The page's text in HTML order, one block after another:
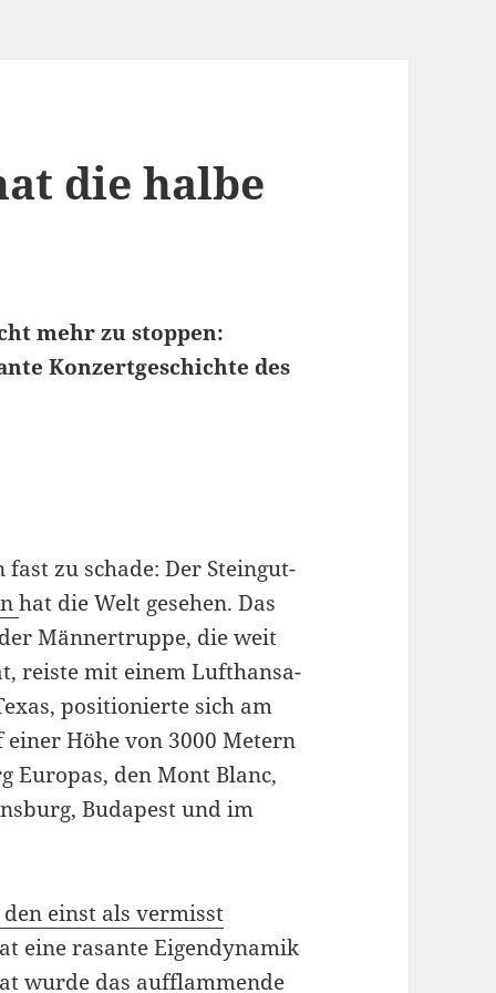
die halbe
mehr zu stoppen:
Konzertgeschichte des
zu schade: Der Steingut-
hat die Welt gesehen. Das
Männertruppe, die weit
reiste mit einem Lufthansa-
positionierte sich am
Höhe von 3000 Metern
Europas, den Mont Blanc,
Budapest und im
einst als vermisst
eine rasante Eigendynamik
wurde das aufflammende